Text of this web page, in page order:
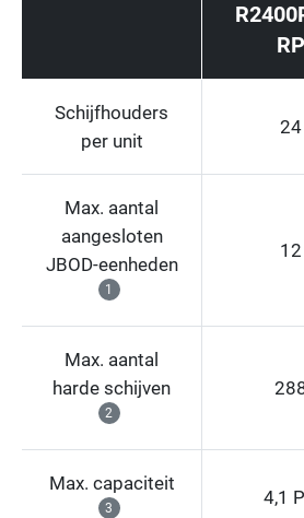
RP
Schijfhouders
per unit
24
Max. aantal
aangesloten
JBOD-eenheden
1
12
Max. aantal
harde schijven
2
Max. capaciteit
3 4,1